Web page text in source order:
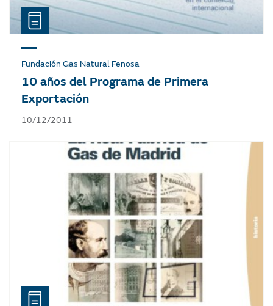
Fundación Gas Natural Fenosa
10 años del Programa de Primera
Exportación
10/12/2011